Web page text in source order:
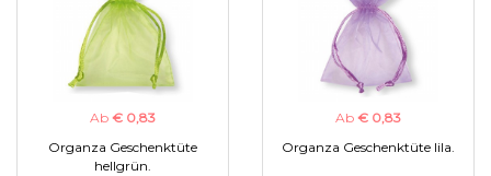
Ab € 0,83
Organza Geschenktüte
hellgrün.
Ab € 0,83
Organza Geschenktüte lila.